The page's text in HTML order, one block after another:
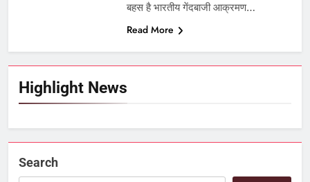
Highlight News
बहस है भारतीय गेंदबाजी आक्रमण…
Read More
Search